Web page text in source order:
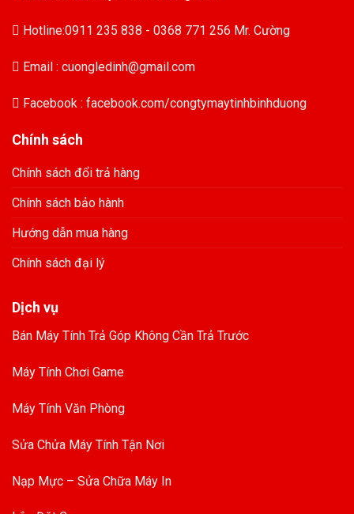
Hotline:0911 235 838 - 0368 771 256 Mr. Cường
Email : cuongledinh@gmail.com
Facebook : facebook.com/congtymaytinhbinhduong
Chính sách
Chính sách đổi trả hàng
Chính sách bảo hành
Hướng dẫn mua hàng
Chính sách đại lý
Dịch vụ
Bán Máy Tính Trả Góp Không Cần Trả Trước
Máy Tính Chơi Game
Máy Tính Văn Phòng
Sửa Chửa Máy Tính Tận Nơi
Nạp Mực – Sửa Chữa Máy In